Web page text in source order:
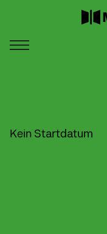
Kein Startdatum